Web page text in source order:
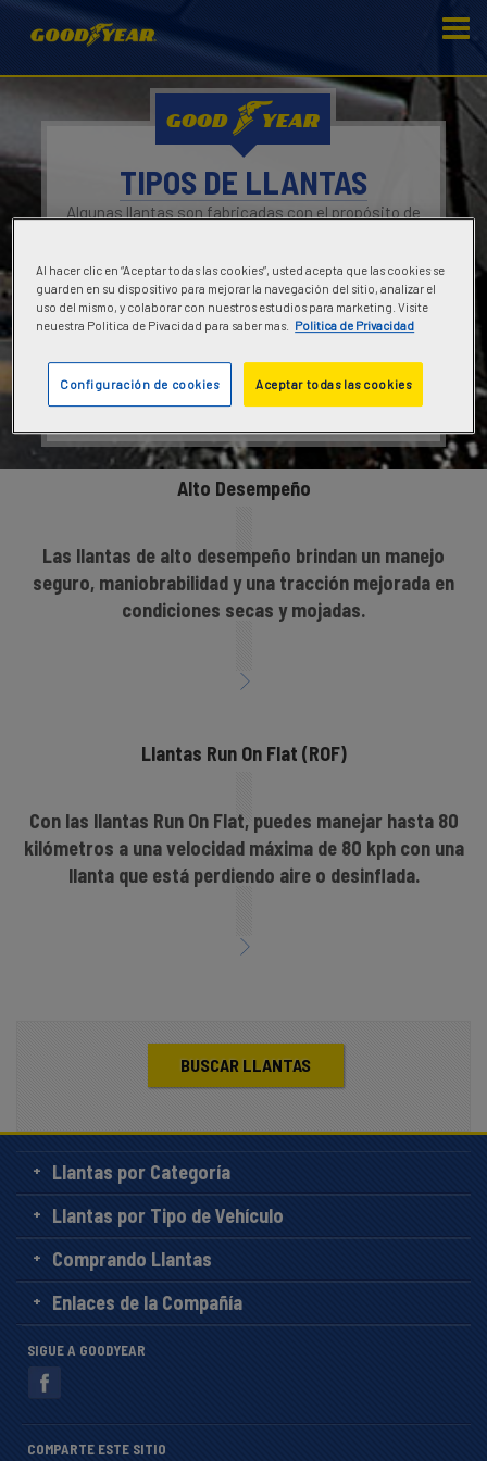
GOOD YEAR
TIPOS DE LLANTAS
Algunas llantas son fabricadas con el propósito de
aspectos como tus recorridos diarios, las
condiciones locales del camino y si manejas o no
fuera de la carretera.
CONSULTA LOS RESULTADOS DE TU
BÚSQUEDA
Alto Desempeño
Las llantas de alto desempeño brindan un manejo
seguro, maniobrabilidad y una tracción mejorada en
condiciones secas y mojadas.
Llantas Run On Flat (ROF)
Con las llantas Run On Flat, puedes manejar hasta 80
kilómetros a una velocidad máxima de 80 kph con una
llanta que está perdiendo aire o desinflada.
BUSCAR LLANTAS
Llantas por Categoría
Llantas por Tipo de Vehículo
Comprando Llantas
Enlaces de la Compañía
SIGUE A GOODYEAR
COMPARTE ESTE SITIO
Al hacer clic en “Aceptar todas las cookies”, usted acepta que las cookies se
guarden en su dispositivo para mejorar la navegación del sitio, analizar el
uso del mismo, y colaborar con nuestros estudios para marketing. Visite
neuestra Politica de Pivacidad para saber mas.
Politica de Privacidad
Aceptar todas las cookies
Configuración de cookies